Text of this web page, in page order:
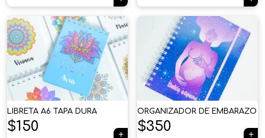
LIBRETA A6 TAPA DURA
$150
ORGANIZADOR DE EMBARAZO
$350